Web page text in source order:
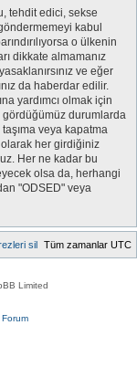
tehdit edici, sekse
kabul
o ülkenin
dikkate almamanız
ve eğer
da haberdar edilir.
yardımcı olmak için
durumlarda
veya kapatma
olarak her girdiğiniz
Her ne kadar bu
olsa da, herhangi
"ODSED" veya
Tüm zamanlar UTC
sil
Limited